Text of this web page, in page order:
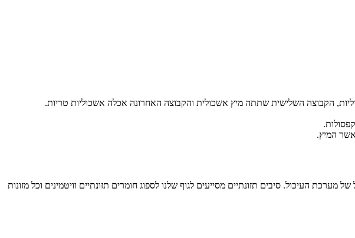
הקבוצה השלישית שתתה מיץ אשכולית והקבוצה האחרונה אכלה אשכוליות טריות.
המיץ.
הם שומרים על התפקוד הרגיל של מערכת העיכול. סיבים תזונתיים מסייעים לגוף שלנו לספוג חומרים תזונתיים וויטמינים וכל מזונות